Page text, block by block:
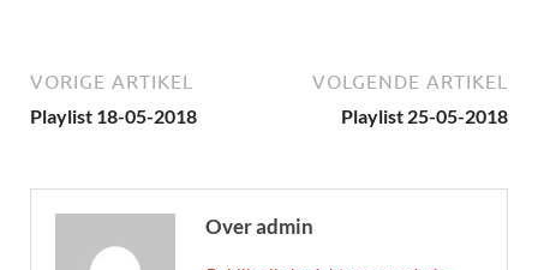
VORIGE ARTIKEL
Playlist 18-05-2018
VOLGENDE ARTIKEL
Playlist 25-05-2018
Over admin